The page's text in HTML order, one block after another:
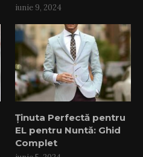
iunie 9, 2024
Ținuta Perfectă pentru
EL pentru Nuntă: Ghid
Complet